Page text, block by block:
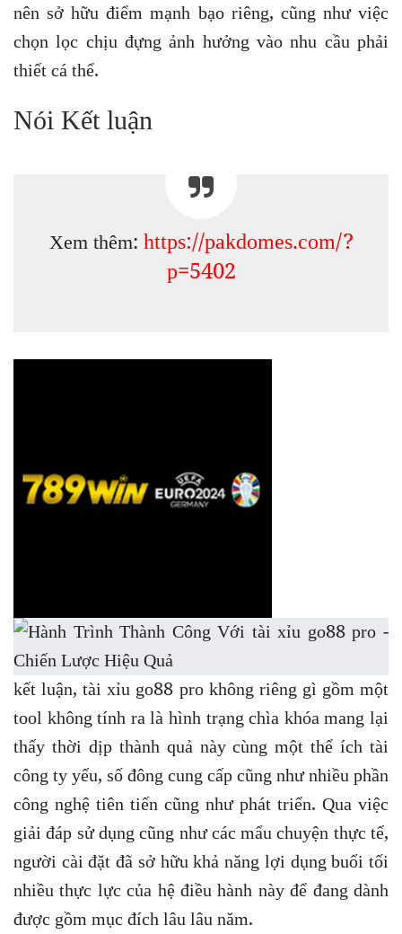
nên sở hữu điểm mạnh bạo riêng, cũng như việc
chọn lọc chịu đựng ảnh hưởng vào nhu cầu phải
thiết cá thể.
Nói Kết luận
Xem thêm: https://pakdomes.com/?
p=5402
kết luận, tài xỉu go88 pro không riêng gì gồm một
tool không tính ra là hình trạng chìa khóa mang lại
thấy thời dịp thành quả này cùng một thể ích tài
công ty yếu, số đông cung cấp cũng như nhiều phần
công nghệ tiên tiến cũng như phát triển. Qua việc
giải đáp sử dụng cũng như các mẩu chuyện thực tế,
người cài đặt đã sở hữu khả năng lợi dụng buổi tối
nhiều thực lực của hệ điều hành này để đang dành
được gồm mục đích lâu lâu năm.